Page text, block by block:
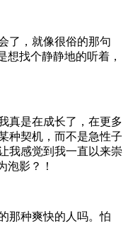
了，就像很俗的那句
想找个静静地的听着，
真是在成长了，在更多
种契机，而不是急性子
我感觉到我一直以来崇
泡影？！
那种爽快的人吗。怕